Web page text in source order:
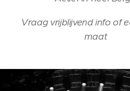
Vraag vrijblijvend info of
maat